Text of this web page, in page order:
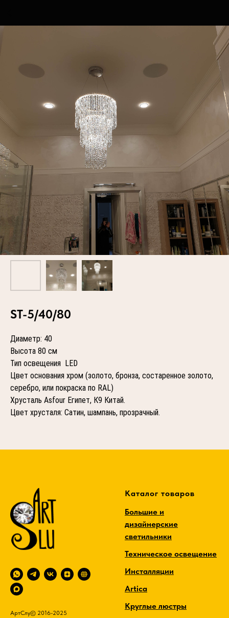
ST-5/40/80
Диаметр: 40
Высота 80 см
Тип освещения LED
Цвет основания хром (золото, бронза, состаренное золото,
серебро, или покраска по RAL)
Хрусталь Asfour Египет, К9 Китай.
Цвет хрусталя: Сатин, шампань, прозрачный.
АртСлу© 2016-2025
Каталог товаров
Большие и
дизайнерские
светильники
Техническое освещение
Инсталляции
Artica
Круглые люстры